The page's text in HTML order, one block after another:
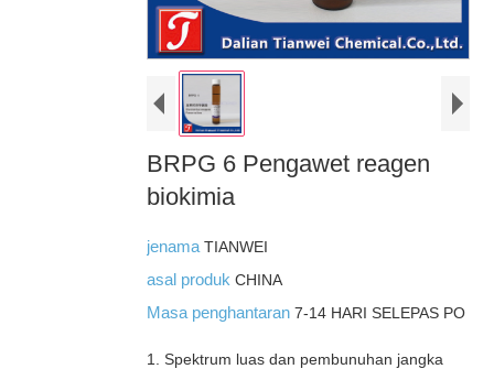
BRPG 6 Pengawet reagen
biokimia
jenama TIANWEI
asal produk CHINA
Masa penghantaran 7-14 HARI SELEPAS PO
1. Spektrum luas dan pembunuhan jangka